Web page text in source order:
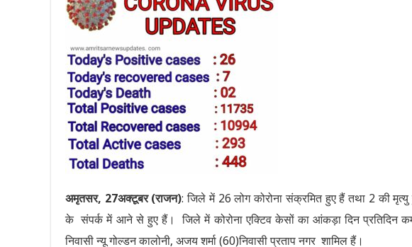
अमृतसर, 27अक्टूबर (राजन): जिले में 26 लोग कोरोना संक्रमित हुए हैं तथा 2 की
के संपर्क में आने से हुए हैं। जिले में कोरोना एक्टिव केसों का आंकड़ा दिन प्रतिदिन कम
निवासी न्यू गोल्डन कालोनी, अजय शर्मा (60)निवासी प्रताप नगर शामिल हैं।